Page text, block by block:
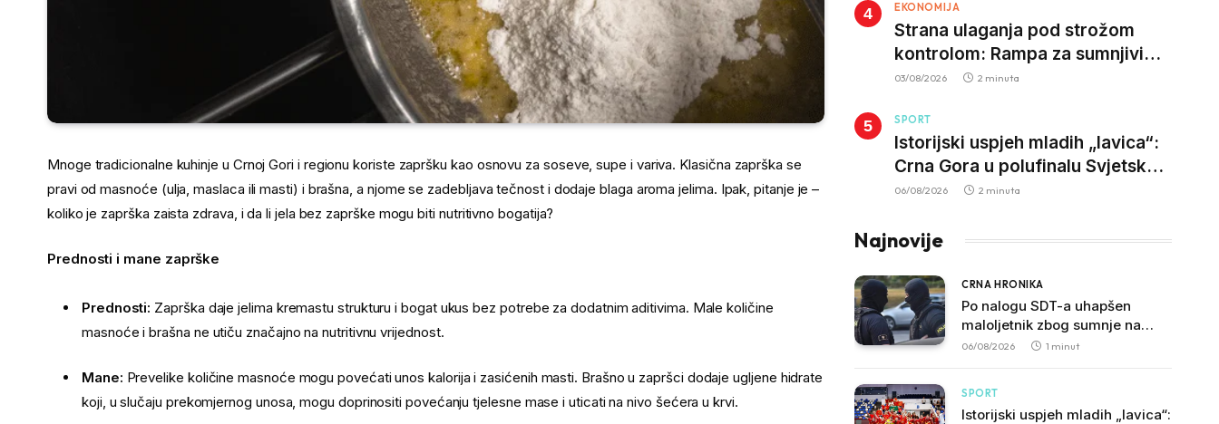
Mnoge tradicionalne kuhinje u Crnoj Gori i regionu koriste zapršku kao osnovu za soseve, supe i variva. Klasična zaprška se
pravi od masnoće (ulja, maslaca ili masti) i brašna, a njome se zadebljava tečnost i dodaje blaga aroma jelima. Ipak, pitanje je –
koliko je zaprška zaista zdrava, i da li jela bez zaprške mogu biti nutritivno bogatija?
Prednosti i mane zaprške
Prednosti: Zaprška daje jelima kremastu strukturu i bogat ukus bez potrebe za dodatnim aditivima. Male količine
masnoće i brašna ne utiču značajno na nutritivnu vrijednost.
Mane: Prevelike količine masnoće mogu povećati unos kalorija i zasićenih masti. Brašno u zapršci dodaje ugljene hidrate
koji, u slučaju prekomjernog unosa, mogu doprinositi povećanju tjelesne mase i uticati na nivo šećera u krvi.
djece
EKONOMIJA
Strana ulaganja pod strožom
kontrolom: Rampa za sumnjivi
kapital
03/08/2026 2 minuta
SPORT
Istorijski uspjeh mladih „lavica“:
Crna Gora u polufinalu Svjetskog
prvenstva nakon pobjede nad
06/08/2026 2 minuta
Najnovije
CRNA HRONIKA
Po nalogu SDT-a uhapšen
maloljetnik zbog sumnje na
vrbovanje i obučavanje za
06/08/2026 1 minut
SPORT
Istorijski uspjeh mladih „lavica“: